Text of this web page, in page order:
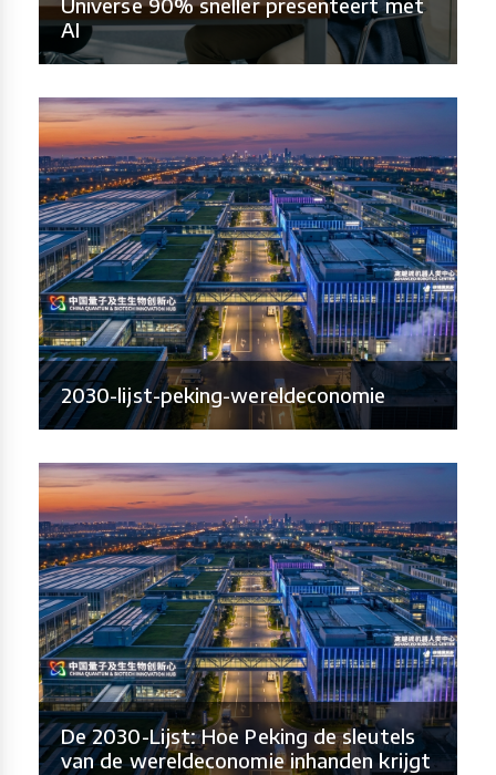
Universe 90% sneller presenteert met
AI
2030-lijst-peking-wereldeconomie
De 2030-Lijst: Hoe Peking de sleutels
van de wereldeconomie inhanden krijgt